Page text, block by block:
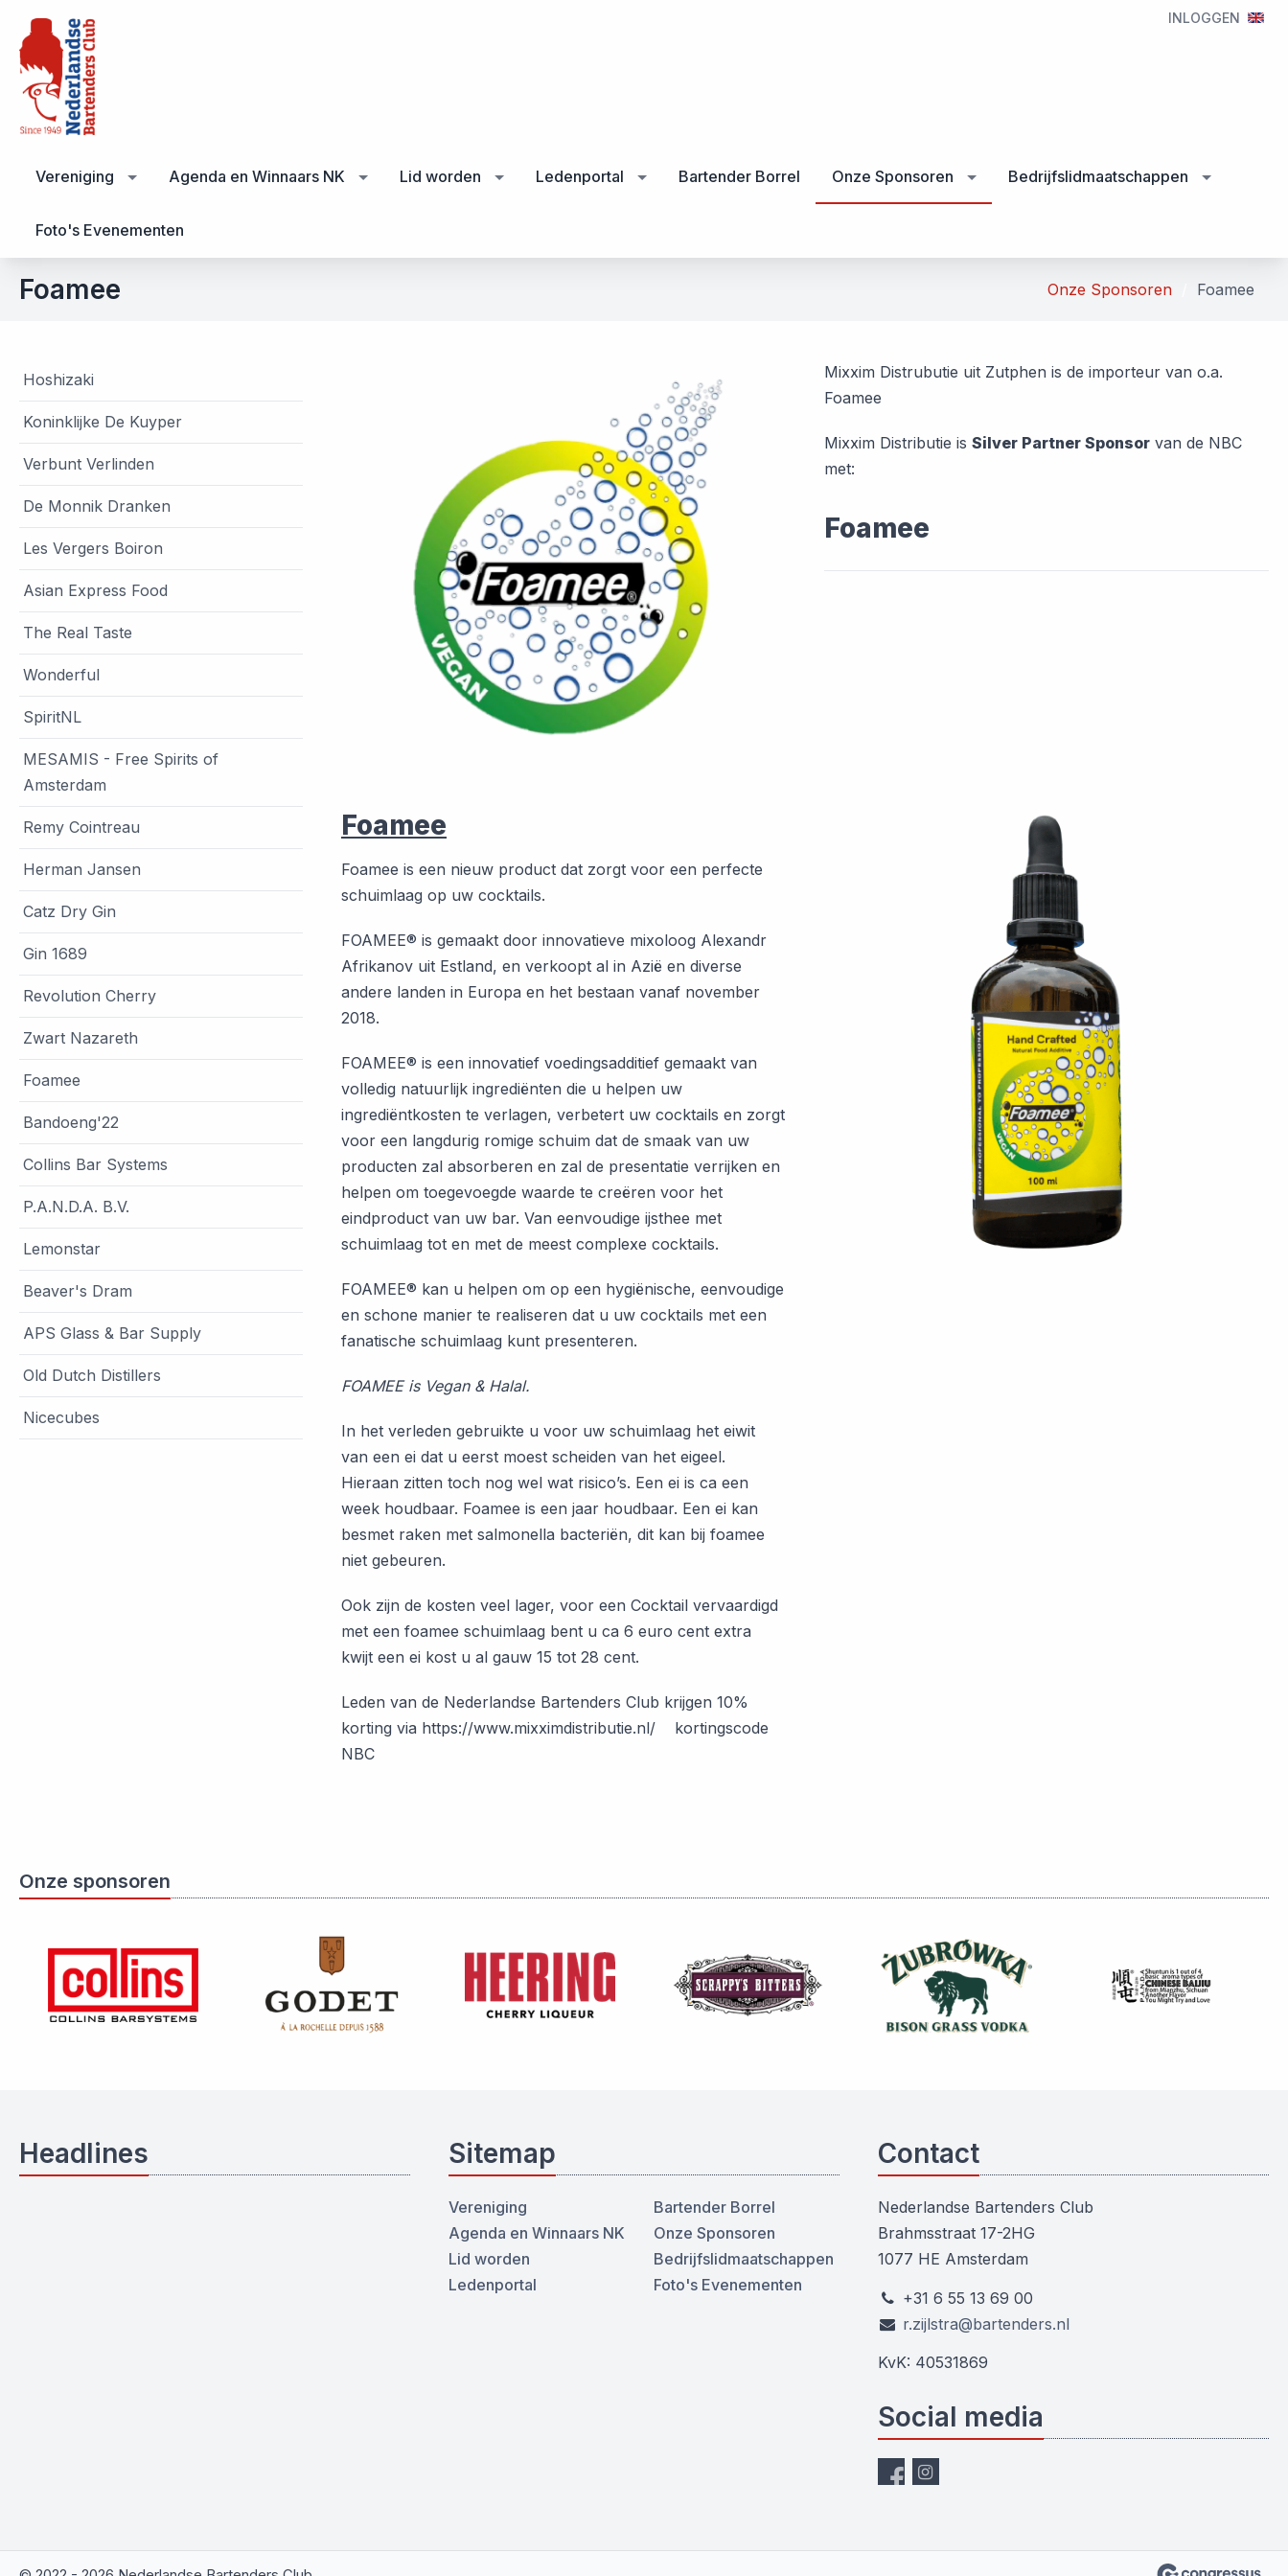
INLOGGEN
Vereniging Agenda en Winnaars NK Lid worden Ledenportal Bartender Borrel Onze Sponsoren Bedrijfslidmaatschappen
Foto's Evenementen
Onze Sponsoren Foamee
Foamee
Hoshizaki
Koninklijke De Kuyper
Verbunt Verlinden
De Monnik Dranken
Les Vergers Boiron
Asian Express Food
The Real Taste
Wonderful
SpiritNL
MESAMIS - Free Spirits of
Amsterdam
Remy Cointreau
Herman Jansen
Catz Dry Gin
Gin 1689
Revolution Cherry
Zwart Nazareth
Foamee
Bandoeng'22
Collins Bar Systems
P.A.N.D.A. B.V.
Lemonstar
Beaver's Dram
APS Glass & Bar Supply
Old Dutch Distillers
Nicecubes
Mixxim Distrubutie uit Zutphen is de importeur van o.a.
Foamee
Mixxim Distributie is Silver Partner Sponsor van de NBC
met:
Foamee
Foamee
Foamee is een nieuw product dat zorgt voor een perfecte
schuimlaag op uw cocktails.
FOAMEE® is gemaakt door innovatieve mixoloog Alexandr
Afrikanov uit Estland, en verkoopt al in Azië en diverse
andere landen in Europa en het bestaan vanaf november
2018.
FOAMEE® is een innovatief voedingsadditief gemaakt van
volledig natuurlijk ingrediënten die u helpen uw
ingrediëntkosten te verlagen, verbetert uw cocktails en zorgt
voor een langdurig romige schuim dat de smaak van uw
producten zal absorberen en zal de presentatie verrijken en
helpen om toegevoegde waarde te creëren voor het
eindproduct van uw bar. Van eenvoudige ijsthee met
schuimlaag tot en met de meest complexe cocktails.
FOAMEE® kan u helpen om op een hygiënische, eenvoudige
en schone manier te realiseren dat u uw cocktails met een
fanatische schuimlaag kunt presenteren.
FOAMEE is Vegan & Halal.
In het verleden gebruikte u voor uw schuimlaag het eiwit
van een ei dat u eerst moest scheiden van het eigeel.
Hieraan zitten toch nog wel wat risico’s. Een ei is ca een
week houdbaar. Foamee is een jaar houdbaar. Een ei kan
besmet raken met salmonella bacteriën, dit kan bij foamee
niet gebeuren.
Ook zijn de kosten veel lager, voor een Cocktail vervaardigd
met een foamee schuimlaag bent u ca 6 euro cent extra
kwijt een ei kost u al gauw 15 tot 28 cent.
Leden van de Nederlandse Bartenders Club krijgen 10%
korting via https://www.mixximdistributie.nl/ kortingscode
NBC
Onze sponsoren
Headlines Sitemap
Vereniging
Agenda en Winnaars NK
Lid worden
Ledenportal
Bartender Borrel
Onze Sponsoren
Bedrijfslidmaatschappen
Foto's Evenementen
Contact
Nederlandse Bartenders Club
Brahmsstraat 17-2HG
1077 HE Amsterdam
+31 6 55 13 69 00
r.zijlstra@bartenders.nl
KvK: 40531869
Social media